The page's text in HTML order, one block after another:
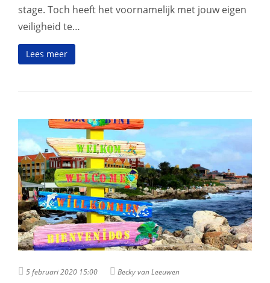
stage. Toch heeft het voornamelijk met jouw eigen
veiligheid te…
Lees meer
5 februari 2020 15:00 Becky van Leeuwen